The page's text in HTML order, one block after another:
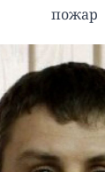
пожар